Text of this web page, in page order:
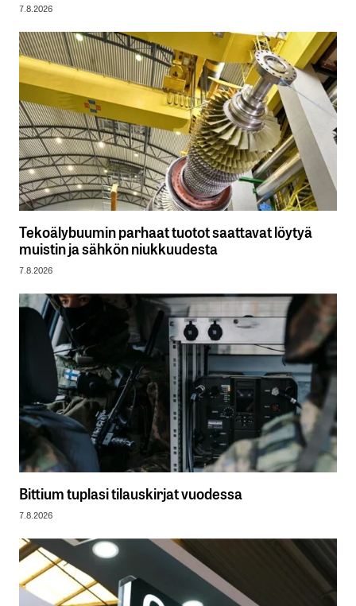
7.8.2026
Tekoälybuumin parhaat tuotot saattavat löytyä
muistin ja sähkön niukkuudesta
7.8.2026
Bittium tuplasi tilauskirjat vuodessa
7.8.2026